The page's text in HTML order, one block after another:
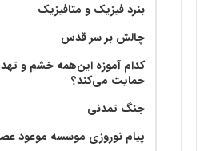
بنرد فیزیک و متافیزیک
چالش بر سر قدس
کدام آموزه این‌همه خشم و
حمایت می‌کند؟
جنگ تمدنی
پیام نوروزی موسسه موعود